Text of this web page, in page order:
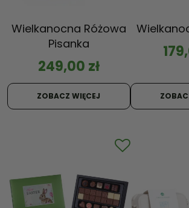
Wielkanocna Różowa
Pisanka
249,00 zł
ZOBACZ WIĘCEJ